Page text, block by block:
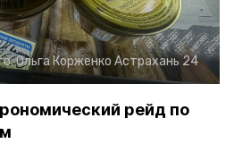
Ольга Корженко Астрахань 24
рейд по